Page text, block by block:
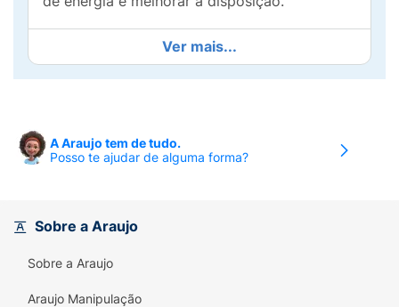
Ver mais...
A Araujo tem de tudo.
Posso te ajudar de alguma forma?
Sobre a Araujo
Sobre a Araujo
Araujo Manipulação